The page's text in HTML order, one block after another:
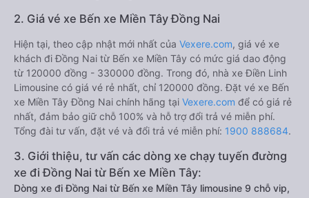
2. Giá vé xe Bến xe Miền Tây Đồng Nai
Hiện tại, theo cập nhật mới nhất của Vexere.com, giá vé xe
khách đi Đồng Nai từ Bến xe Miền Tây có mức giá dao động
từ 120000 đồng - 330000 đồng. Trong đó, nhà xe Điền Linh
Limousine có giá vé rẻ nhất, chỉ 120000 đồng. Đặt vé xe Bến
xe Miền Tây Đồng Nai chính hãng tại Vexere.com để có giá rẻ
nhất, đảm bảo giữ chỗ 100% và hỗ trợ đổi trả vé miễn phí.
Tổng đài tư vấn, đặt vé và đổi trả vé miễn phí: 1900 888684.
3. Giới thiệu, tư vấn các dòng xe chạy tuyến đường
xe đi Đồng Nai từ Bến xe Miền Tây:
Dòng xe đi Đồng Nai từ Bến xe Miền Tây limousine 9 chỗ vip,